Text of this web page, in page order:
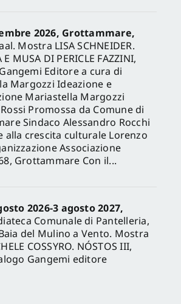
2026, Grottammare,
Mostra LISA SCHNEIDER.
E MUSA DI PERICLE FAZZINI,
Editore a cura di
Margozzi Ideazione e
Mariastella Margozzi
Promossa da Comune di
Sindaco Alessandro Rocchi
alla crescita culturale Lorenzo
Associazione
Grottammare Con il...
2026-3 agosto 2027,
Comunale di Pantelleria,
del Mulino a Vento. Mostra
COSSYRO. NÓSTOS III,
Gangemi editore